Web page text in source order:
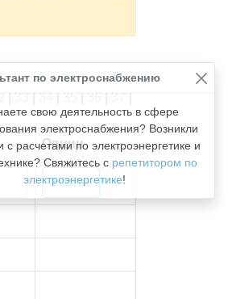
по электроснабжению
свою деятельность в сфере
электроснабжения? Возникли
с расчетами по электроэнергетике и
Свяжитесь с репетитором по
электроэнергетике!
| 33 | 34 | 35 | 36 | 37 |
Опции